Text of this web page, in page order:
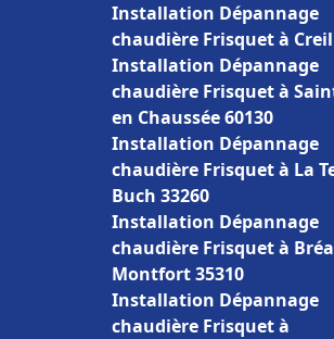
Installation Dépannage
chaudière Frisquet à Creil
Installation Dépannage
chaudière Frisquet à
en Chaussée 60130
Installation Dépannage
chaudière Frisquet à La
Buch 33260
Installation Dépannage
chaudière Frisquet à
Montfort 35310
Installation Dépannage
chaudière Frisquet à